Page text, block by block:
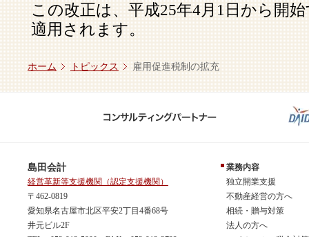
この改正は、平成25年4月1日から開
適用されます。
ホーム トピックス 雇用促進税制の拡充
島田会計
経営革新等支援機関（認定支援機関）
〒462-0819
愛知県名古屋市北区平安2丁目4番68号
井元ビル2F
業務内容
独立開業支援
不動産経営の方へ
相続・贈与対策
法人の方へ